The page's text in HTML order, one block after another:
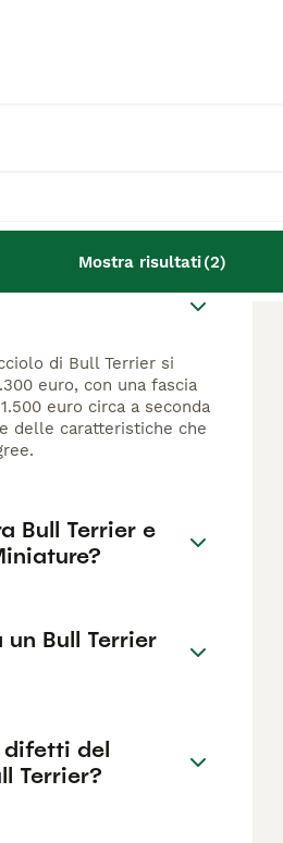
Mostra risultati(2)
un mini bull
di Bull Terrier si
euro, con una fascia
euro circa a seconda
delle caratteristiche che
Bull Terrier e
Bull Terrier
difetti del
Terrier?